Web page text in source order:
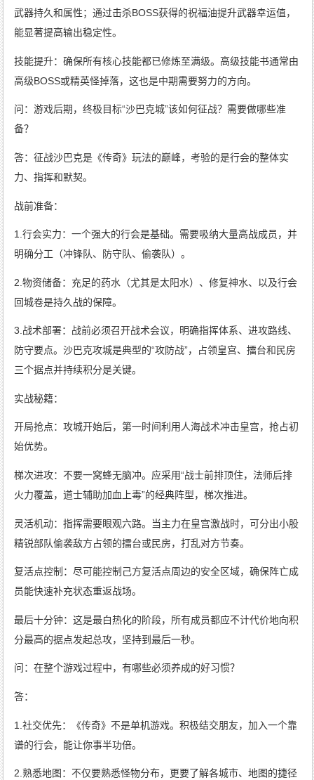
武器持久和属性；通过击杀BOSS获得的祝福油提升武器幸运值，
能显著提高输出稳定性。
技能提升：确保所有核心技能都已修炼至满级。高级技能书通常由
高级BOSS或精英怪掉落，这也是中期需要努力的方向。
问：游戏后期，终极目标“沙巴克城”该如何征战？需要做哪些准
备？
答：征战沙巴克是《传奇》玩法的巅峰，考验的是行会的整体实
力、指挥和默契。
战前准备：
1.行会实力：一个强大的行会是基础。需要吸纳大量高战成员，并
明确分工（冲锋队、防守队、偷袭队）。
2.物资储备：充足的药水（尤其是太阳水）、修复神水、以及行会
回城卷是持久战的保障。
3.战术部署：战前必须召开战术会议，明确指挥体系、进攻路线、
防守要点。沙巴克攻城是典型的“攻防战”，占领皇宫、擂台和民房
三个据点并持续积分是关键。
实战秘籍：
开局抢点：攻城开始后，第一时间利用人海战术冲击皇宫，抢占初
始优势。
梯次进攻：不要一窝蜂无脑冲。应采用“战士前排顶住，法师后排
火力覆盖，道士辅助加血上毒”的经典阵型，梯次推进。
灵活机动：指挥需要眼观六路。当主力在皇宫激战时，可分出小股
精锐部队偷袭敌方占领的擂台或民房，打乱对方节奏。
复活点控制：尽可能控制己方复活点周边的安全区域，确保阵亡成
员能快速补充状态重返战场。
最后十分钟：这是最白热化的阶段，所有成员都应不计代价地向积
分最高的据点发起总攻，坚持到最后一秒。
问：在整个游戏过程中，有哪些必须养成的好习惯？
答：
1.社交优先：《传奇》不是单机游戏。积极结交朋友，加入一个靠
谱的行会，能让你事半功倍。
2.熟悉地图：不仅要熟悉怪物分布，更要了解各城市、地图的捷径